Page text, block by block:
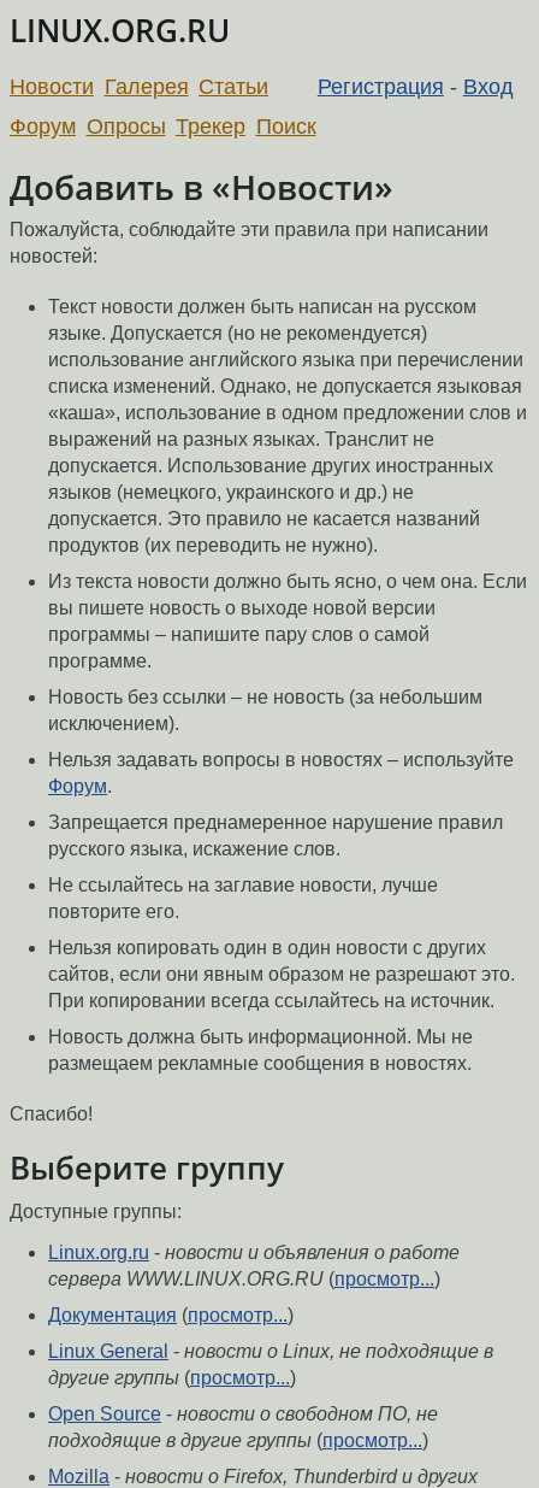
LINUX.ORG.RU
Регистрация - Вход
Новости Галерея Статьи
Форум Опросы Трекер Поиск
Добавить в «Новости»
Пожалуйста, соблюдайте эти правила при написании
новостей:
Текст новости должен быть написан на русском
языке. Допускается (но не рекомендуется)
использование английского языка при перечислении
списка изменений. Однако, не допускается языковая
«каша», использование в одном предложении слов и
выражений на разных языках. Транслит не
допускается. Использование других иностранных
языков (немецкого, украинского и др.) не
допускается. Это правило не касается названий
продуктов (их переводить не нужно).
Из текста новости должно быть ясно, о чем она. Если
вы пишете новость о выходе новой версии
программы – напишите пару слов о самой
программе.
Новость без ссылки – не новость (за небольшим
исключением).
Нельзя задавать вопросы в новостях – используйте
Форум.
Запрещается преднамеренное нарушение правил
русского языка, искажение слов.
Не ссылайтесь на заглавие новости, лучше
повторите его.
Нельзя копировать один в один новости с других
сайтов, если они явным образом не разрешают это.
При копировании всегда ссылайтесь на источник.
Новость должна быть информационной. Мы не
размещаем рекламные сообщения в новостях.
Спасибо!
Выберите группу
Доступные группы:
Linux.org.ru - новости и объявления о работе
сервера WWW.LINUX.ORG.RU (просмотр...)
Документация (просмотр...)
Linux General - новости о Linux, не подходящие в
другие группы (просмотр...)
Open Source - новости о свободном ПО, не
подходящие в другие группы (просмотр...)
Mozilla - новости о Firefox, Thunderbird и других